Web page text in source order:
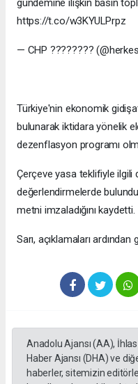
gündemine ilişkin basın
https://t.co/w3KYULPrpz
— CHP ????????
Türkiye'nin ekonomik
bulunarak iktidara yönelik
dezenflasyon programı
Çerçeve yasa teklifiyle ilgili
değerlendirmelerde
metni imzaladığını kaydetti.
Sarı, açıklamaları
Anadolu Ajansı (AA),
Haber Ajansı (DHA) ve
haberler, sitemizin